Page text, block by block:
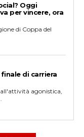
Oggi
per vincere, ora
di Coppa del
finale di carriera
agonistica,